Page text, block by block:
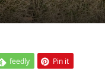
feedly Pin it